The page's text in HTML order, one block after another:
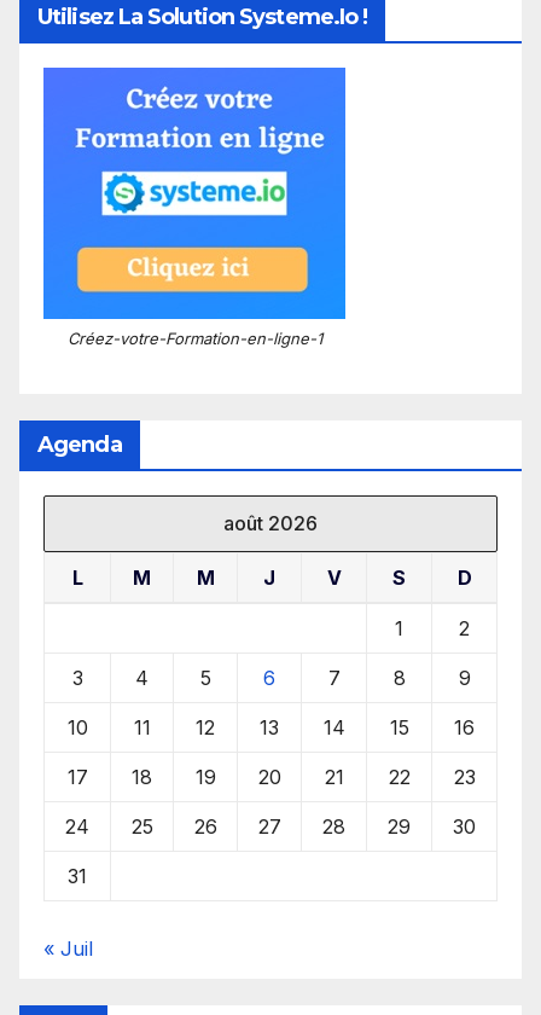
Utilisez La Solution Systeme.io !
Créez-votre-Formation-en-ligne-1
Agenda
août 2026
L M M J V S D
1 2
3 4 5 6 7 8 9
10 11 12 13 14 15 16
17 18 19 20 21 22 23
24 25 26 27 28 29 30
31
« Juil